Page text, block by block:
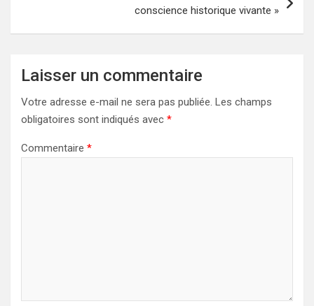
conscience historique vivante »
Laisser un commentaire
Votre adresse e-mail ne sera pas publiée. Les champs
obligatoires sont indiqués avec *
Commentaire *